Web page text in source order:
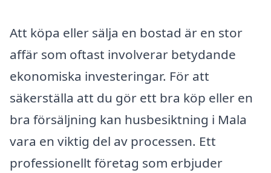
Att köpa eller sälja en bostad är en stor
affär som oftast involverar betydande
ekonomiska investeringar. För att
säkerställa att du gör ett bra köp eller en
bra försäljning kan husbesiktning i Mala
vara en viktig del av processen. Ett
professionellt företag som erbjuder